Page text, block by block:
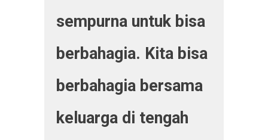
sempurna untuk bisa
berbahagia. Kita bisa
berbahagia bersama
keluarga di tengah